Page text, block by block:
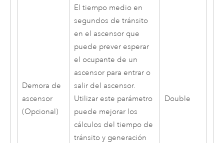
Demora de
ascensor
(Opcional)
El tiempo medio en
segundos de tránsito
en el ascensor que
puede prever esperar
el ocupante de un
ascensor para entrar o
salir del ascensor.
Utilizar este parámetro
puede mejorar los
cálculos del tiempo de
tránsito y generación
Double